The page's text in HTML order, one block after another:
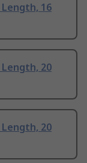
Length, 16
Length, 20
Length, 20